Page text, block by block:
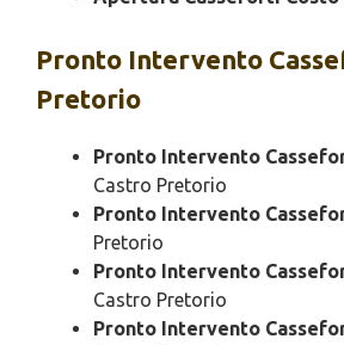
Pronto Intervento
Pretorio
Pronto Intervento
Castro Pretorio
Pronto Intervento
Pretorio
Pronto Intervento
Castro Pretorio
Pronto Intervento